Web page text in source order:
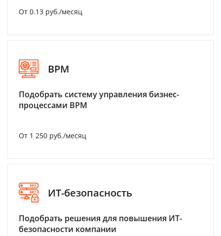
От 0.13 руб./месяц
BPM
Подобрать систему управления бизнес-
процессами BPM
От 1 250 руб./месяц
ИТ-безопасность
Подобрать решения для повышения ИТ-
безопасности компании